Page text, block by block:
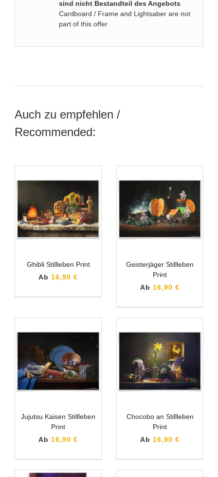
sind nicht Bestandteil des Angebots
Cardboard / Frame and Lightsaber are not
part of this offer
Auch zu empfehlen /
Recommended:
Ghibli Stillleben Print
Ab 16,90 €
Geisterjäger Stillleben
Print
Ab 16,90 €
Jujutsu Kaisen Stillleben
Print
Ab 16,90 €
Chocobo an Stillleben
Print
Ab 16,90 €